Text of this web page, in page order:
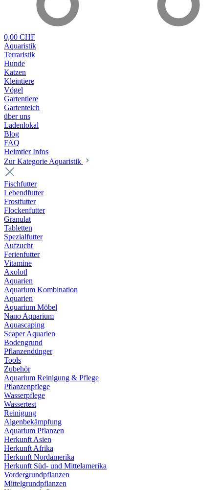
0,00 CHF
Aquaristik
Terraristik
Hunde
Katzen
Kleintiere
Vögel
Gartentiere
Gartenteich
über uns
Ladenlokal
Blog
FAQ
Heimtier Infos
Zur Kategorie Aquaristik
Fischfutter
Lebendfutter
Frostfutter
Flockenfutter
Granulat
Tabletten
Spezialfutter
Aufzucht
Ferienfutter
Vitamine
Axolotl
Aquarien
Aquarium Kombination
Aquarien
Aquarium Möbel
Nano Aquarium
Aquascaping
Scaper Aquarien
Bodengrund
Pflanzendünger
Tools
Zubehör
Aquarium Reinigung & Pflege
Pflanzenpflege
Wasserpflege
Wassertest
Reinigung
Algenbekämpfung
Aquarium Pflanzen
Herkunft Asien
Herkunft Afrika
Herkunft Nordamerika
Herkunft Süd- und Mittelamerika
Vordergrundpflanzen
Mittelgrundpflanzen